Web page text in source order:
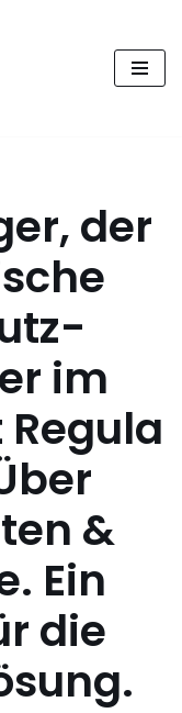
der
im
&
Ein
die